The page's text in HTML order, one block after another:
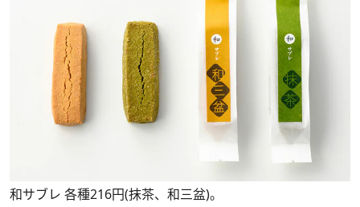
和サブレ 各種216円(抹茶、和三盆)。